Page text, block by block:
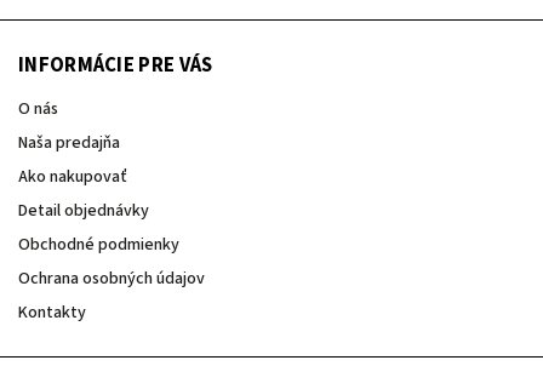
INFORMÁCIE PRE VÁS
O nás
Naša predajňa
Ako nakupovať
Detail objednávky
Obchodné podmienky
Ochrana osobných údajov
Kontakty